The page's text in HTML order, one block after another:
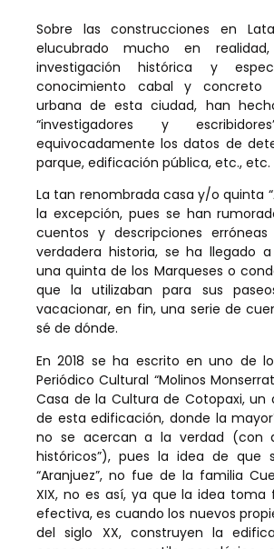
Sobre las construcciones en
elucubrado mucho en
investigación histórica y
conocimiento cabal y concreto
urbana de esta ciudad, han
“investigadores y
equivocadamente los datos de
parque, edificación pública, etc., etc.
La tan renombrada casa y/o quinta
la excepción, pues se han
cuentos y descripciones
verdadera historia, se ha llegado
una quinta de los Marqueses o
que la utilizaban para sus
vacacionar, en fin, una serie de
sé de dónde.
En 2018 se ha escrito en uno de
Periódico Cultural “Molinos
Casa de la Cultura de Cotopaxi, un
de esta edificación, donde la
no se acercan a la verdad (con
históricos”), pues la idea de que
“Aranjuez”, no fue de la familia
XIX, no es así, ya que la idea
efectiva, es cuando los nuevos
del siglo XX, construyen la